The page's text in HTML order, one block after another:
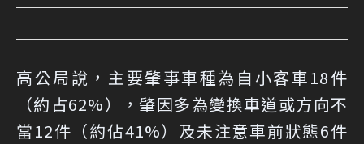
高公局說，主要肇事車種為自小客車18件
（約占62%），肇因多為變換車道或方向不
當12件（約佔41%）及未注意車前狀態6件